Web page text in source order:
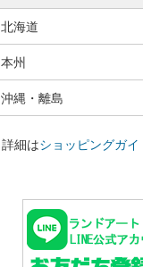
北海道
本州
沖縄・離島
詳細はショッピングガイ